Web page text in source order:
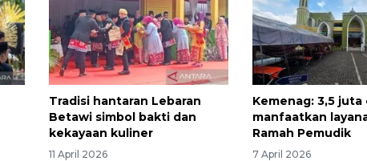
Tradisi hantaran Lebaran
Betawi simbol bakti dan
kekayaan kuliner
11 April 2026
Kemenag: 3,5 juta
manfaatkan
Ramah Pemudik
7 April 2026